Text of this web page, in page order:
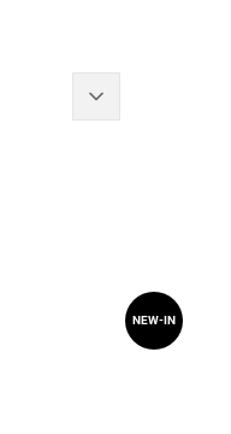
NEW-IN